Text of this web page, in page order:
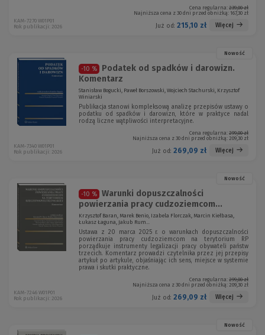
Cena regularna: 239,00 zł
Najniższa cena z 30 dni przed obniżką: 167,30 zł
Już od: 215,10 zł Więcej
KAM-7270 W01P01
Rok publikacji: 2026
Nowość
-10 %
Podatek od spadków i darowizn.
Komentarz
Stanisław Bogucki, Paweł Borszowski, Wojciech Stachurski, Krzysztof
Winiarski
Publikacja stanowi kompleksową analizę przepisów ustawy o
podatku od spadków i darowizn, które w praktyce nadal
rodzą liczne wątpliwości interpretacyjne.
Cena regularna: 299,00 zł
Najniższa cena z 30 dni przed obniżką: 209,30 zł
Już od: 269,09 zł Więcej
KAM-7340 W01P01
Rok publikacji: 2026
Nowość
-10 %
Warunki dopuszczalności
powierzania pracy cudzoziemcom...
Krzysztof Baran, Marek Benio, Izabela Florczak, Marcin Kiełbasa,
Łukasz Łaguna, Jakub Rum...
Ustawa z 20 marca 2025 r. o warunkach dopuszczalności
powierzania pracy cudzoziemcom na terytorium RP
porządkuje instrumenty legalizacji pracy obywateli państw
trzecich. Komentarz prowadzi czytelnika przez jej przepisy
artykuł po artykule, objaśniając ich sens, miejsce w systemie
prawa i skutki praktyczne.
Cena regularna: 299,00 zł
Najniższa cena z 30 dni przed obniżką: 209,30 zł
Już od: 269,09 zł Więcej
KAM-7246 W01P01
Rok publikacji: 2026
Nowość